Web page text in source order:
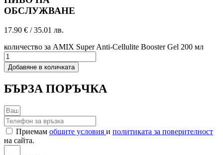
ОБСЛУЖВАНЕ
17.90 € / 35.01 лв.
количество за AMIX Super Anti-Cellulite Booster Gel 200 мл
Добавяне в количката
БЪРЗА ПОРЪЧКА
Приемам общите условия и политиката за поверителност
на сайта.